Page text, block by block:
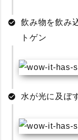
飲み物を飲み
トゲン
水が光に及ぼ